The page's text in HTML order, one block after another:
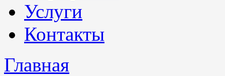
Услуги
Контакты
Главная